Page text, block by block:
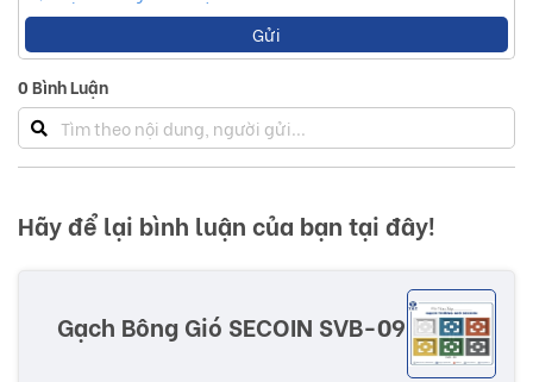
Gửi
0Bình Luận
Hãy để lại bình luận của bạn tại đây!
Gạch Bông Gió SECOIN SVB-09